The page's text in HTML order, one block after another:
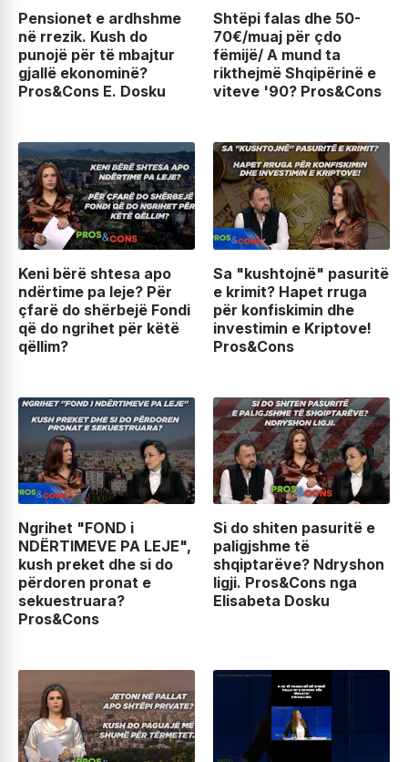
Pensionet e ardhshme
në rrezik. Kush do
punojë për të mbajtur
gjallë ekonominë?
Pros&Cons E. Dosku
Shtëpi falas dhe 50-
70€/muaj për çdo
fëmijë/ A mund ta
rikthejmë Shqipërinë e
viteve '90? Pros&Cons
Keni bërë shtesa apo
ndërtime pa leje? Për
çfarë do shërbejë Fondi
që do ngrihet për këtë
qëllim?
Sa "kushtojnë" pasuritë
e krimit? Hapet rruga
për konfiskimin dhe
investimin e Kriptove!
Pros&Cons
Ngrihet "FOND i
NDËRTIMEVE PA LEJE",
kush preket dhe si do
përdoren pronat e
sekuestruara?
Pros&Cons
Si do shiten pasuritë e
paligjshme të
shqiptarëve? Ndryshon
ligji. Pros&Cons nga
Elisabeta Dosku